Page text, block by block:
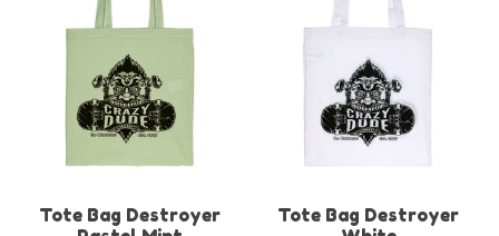
Tote Bag Destroyer
Tote Bag Destroyer